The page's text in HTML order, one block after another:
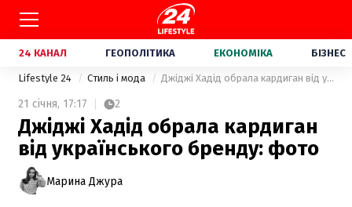
24 КАНАЛ ГЕОПОЛІТИКА ЕКОНОМІКА БІЗНЕС
Lifestyle 24 Стиль і мода Джіджі Хадід обрала кардиган від українського бренду: фото
21 січня, 17:17 2
Джіджі Хадід обрала кардиган
від українського бренду: фото
Марина Джура